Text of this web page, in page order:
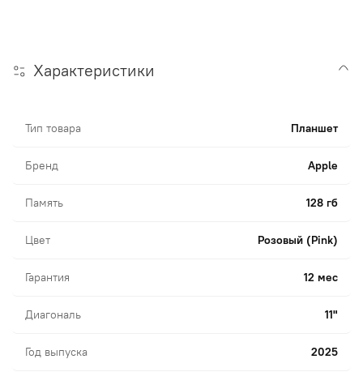
Характеристики
Тип товара Планшет
Бренд Apple
Память 128 гб
Цвет Розовый (Pink)
Гарантия 12 мес
Диагональ 11"
Год выпуска 2025